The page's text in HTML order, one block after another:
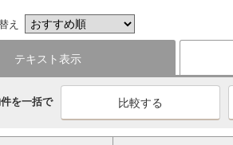
え
テキスト表示
を一括で